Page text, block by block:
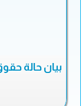
بيان حالة